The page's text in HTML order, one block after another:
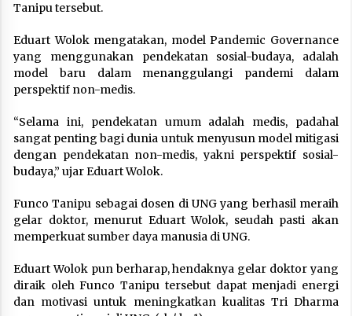
Tanipu tersebut.
Eduart Wolok mengatakan, model Pandemic Governance
yang menggunakan pendekatan sosial-budaya, adalah
model baru dalam menanggulangi pandemi dalam
perspektif non-medis.
“Selama ini, pendekatan umum adalah medis, padahal
sangat penting bagi dunia untuk menyusun model mitigasi
dengan pendekatan non-medis, yakni perspektif sosial-
budaya,” ujar Eduart Wolok.
Funco Tanipu sebagai dosen di UNG yang berhasil meraih
gelar doktor, menurut Eduart Wolok, seudah pasti akan
memperkuat sumber daya manusia di UNG.
Eduart Wolok pun berharap, hendaknya gelar doktor yang
diraik oleh Funco Tanipu tersebut dapat menjadi energi
dan motivasi untuk meningkatkan kualitas Tri Dharma